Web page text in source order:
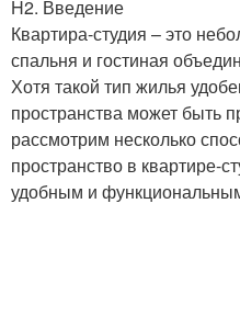
H2. Введение
Квартира-студия – это
спальня и гостиная
Хотя такой тип жилья
пространства может быть
рассмотрим несколько
пространство в квартире-
удобным и